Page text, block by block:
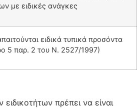
με ειδικές ανάγκες
ειδικά τυπικά προσόντα
5 παρ. 2 του Ν. 2527/1997)
πρέπει να είναι